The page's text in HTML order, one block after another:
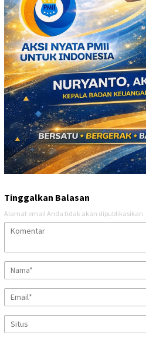
Tinggalkan Balasan
Alamat email Anda tidak akan dipublikasikan.